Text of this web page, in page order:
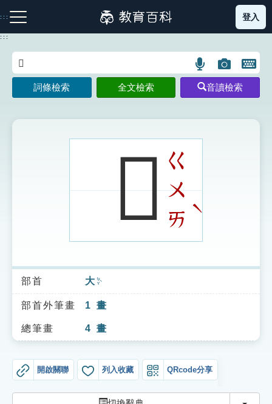
到
主
:::
注音索引圖示 筆畫索引圖示 部首索引表圖示
索引選單
知識索引
單字索引
登入
:::
語
言
搜
示
圖
片
搜
開
鍵
圖
詞條檢索 全文檢索 音讀檢索
𡗒ㄍ
ㄨ
ㄞ
ˋ
部首 大 ㄉㄚˋ
部首外筆畫 1 畫
總筆畫 4 畫
開啟關聯 列入收藏 QRcode分享